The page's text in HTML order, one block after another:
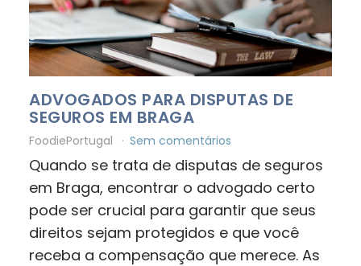
ADVOGADOS PARA DISPUTAS DE
SEGUROS EM BRAGA
FoodiePortugal Sem comentários
Quando se trata de disputas de seguros
em Braga, encontrar o advogado certo
pode ser crucial para garantir que seus
direitos sejam protegidos e que você
receba a compensação que merece. As